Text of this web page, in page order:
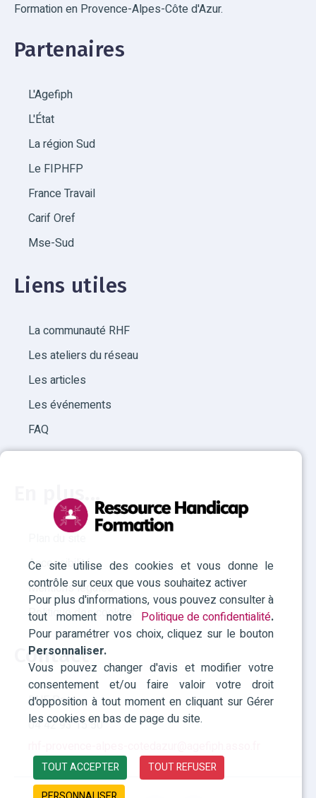
Ce site utilise des cookies et vous donne le
contrôle sur ceux que vous souhaitez activer
Pour plus d'informations, vous pouvez consulter à
tout moment notre Politique de confidentialité.
Pour paramétrer vos choix, cliquez sur le bouton
Personnaliser.
Vous pouvez changer d'avis et modifier votre
consentement et/ou faire valoir votre droit
d'opposition à tout moment en cliquant sur Gérer
les cookies en bas de page du site.
TOUT ACCEPTER
TOUT REFUSER
Formation en Provence-Alpes-Côte d'Azur.
Partenaires
L'Agefiph
L'État
La région Sud
Le FIPHFP
France Travail
Carif Oref
Mse-Sud
Liens utiles
La communauté RHF
Les ateliers du réseau
Les articles
Les événements
FAQ
En plus...
Plan du site
Accessibilité
Mentions légales
Politique des cookies
Contact
RHF Paca
04 42 93 15 50